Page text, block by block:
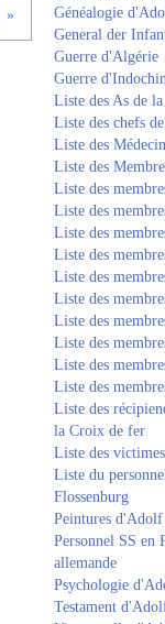
Généalogie
General der
Guerre d'Algérie
Guerre
Liste des As de
Liste des chefs
Liste des
Liste des
Liste des
Liste des
Liste des
Liste des
Liste des
Liste des
Liste des
Liste des
Liste des
Liste des
Liste des
la Croix de fer
Liste des
Liste du
Flossenburg
Peintures
Personnel SS en
allemande
Psychologie
Testament